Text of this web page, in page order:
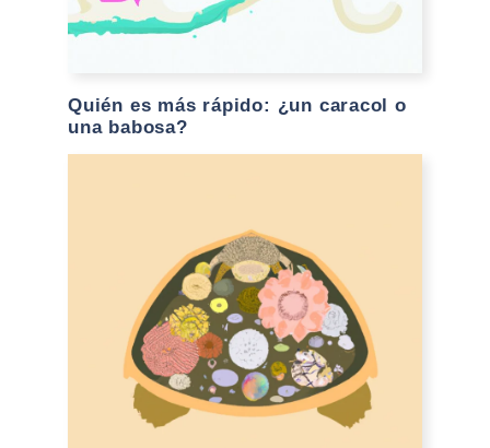
Quién es más rápido: ¿un caracol o
una babosa?